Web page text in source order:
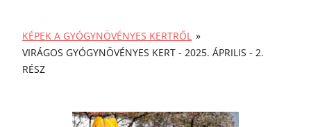
KÉPEK A GYÓGYNÖVÉNYES KERTRŐL »
VIRÁGOS GYÓGYNÖVÉNYES KERT - 2025. ÁPRILIS - 2.
RÉSZ